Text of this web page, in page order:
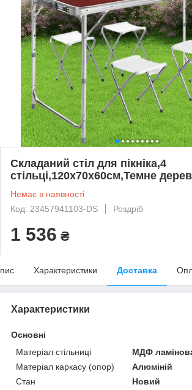
Складаний стіл для пікніка,4
стільці,120х70х60см,Темне
Немає в наявності
Код: 23457941103-DS
Роздріб
1 536 ₴
Характеристики Доставка
Характеристики
Основні
Матеріал стільниці
МДФ
Матеріал каркасу (опор)
Алюміній
Стан
Новий